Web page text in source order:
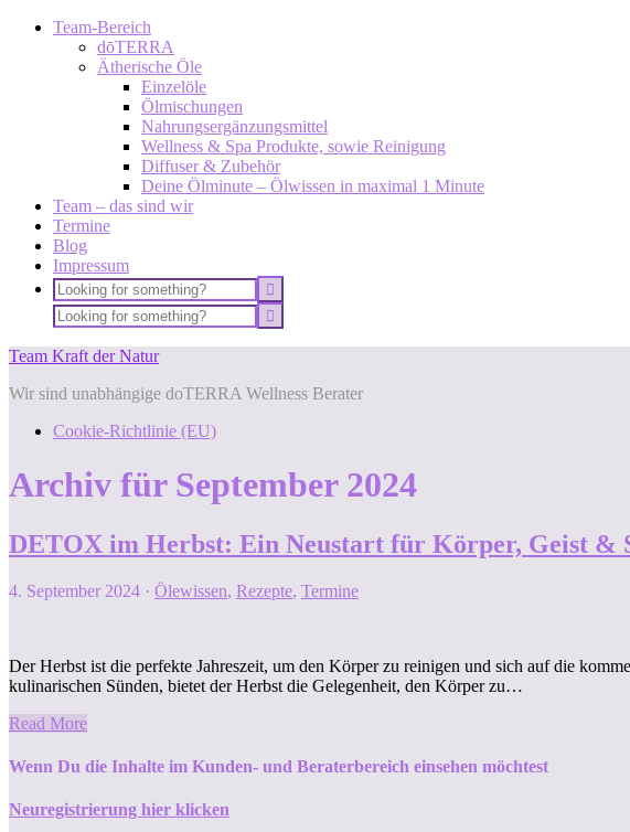
Team-Bereich
dōTERRA
Ätherische Öle
Einzelöle
Ölmischungen
Nahrungsergänzungsmittel
Wellness & Spa Produkte, sowie Reinigung
Diffuser & Zubehör
Deine Ölminute – Ölwissen in maximal 1 Minute
Team – das sind wir
Termine
Blog
Impressum
Team Kraft der Natur
Wir sind unabhängige doTERRA Wellness Berater
Cookie-Richtlinie (EU)
Archiv für September 2024
DETOX im Herbst: Ein Neustart für Körper, Geist &
4. September 2024 · Ölewissen, Rezepte, Termine
Der Herbst ist die perfekte Jahreszeit, um den Körper zu reinigen und sich auf die
kulinarischen Sünden, bietet der Herbst die Gelegenheit, den Körper zu…
Read More
Wenn Du die Inhalte im Kunden- und Beraterbereich einsehen möchtest
Neuregistrierung hier klicken